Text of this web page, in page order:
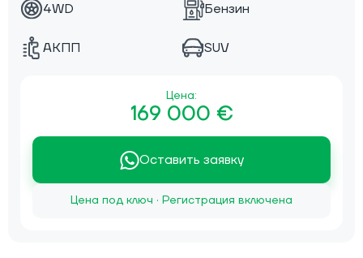
4WD Бензин
АКПП SUV
Цена:
169 000 €
Оставить заявку
Цена под ключ · Регистрация включена